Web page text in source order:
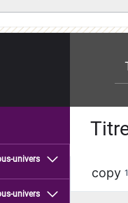
univers
univers
copy